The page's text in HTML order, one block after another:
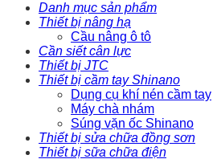
Danh mục sản phẩm
Thiết bị nâng hạ
Cầu nâng ô tô
Cần siết cân lực
Thiết bị JTC
Thiết bị cầm tay Shinano
Dụng cụ khí nén cầm tay
Máy chà nhám
Súng vặn ốc Shinano
Thiết bị sửa chữa đồng sơn
Thiết bị sữa chữa điện